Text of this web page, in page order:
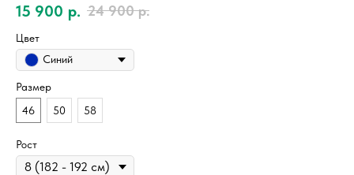
15 900 р. 24 900 р.
Цвет
Синий
Размер
46
50 58
Рост